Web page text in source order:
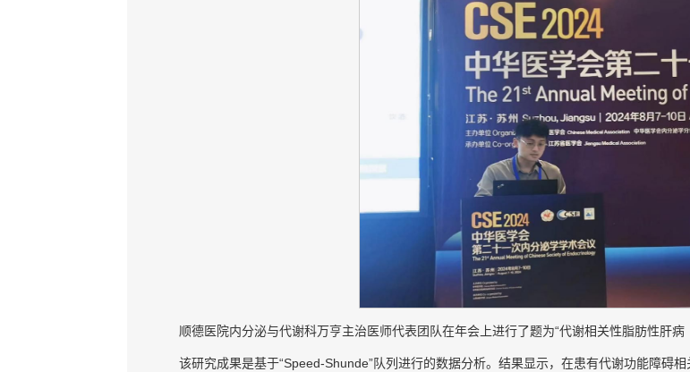
顺德医院内分泌与代谢科万亨主治医师代表团队在年会上进行了题为“代谢相关性脂肪性肝
该研究成果是基于“Speed-Shunde”队列进行的数据分析。结果显示，在患有代谢功能障碍